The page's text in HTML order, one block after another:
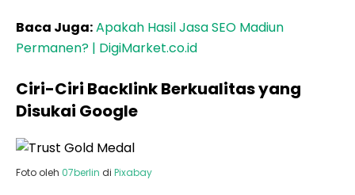
Baca Juga:Apakah Hasil Jasa SEO Madiun
Permanen? | DigiMarket.co.id
Ciri-Ciri Backlink Berkualitas yang
Disukai Google
Foto oleh 07berlin di Pixabay